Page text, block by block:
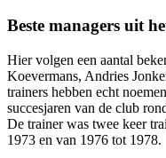
Beste managers uit
Hier volgen een aantal
Koevermans, Andries
trainers hebben echt
succesjaren van de club
De trainer was twee keer
1973 en van 1976 tot 1978.